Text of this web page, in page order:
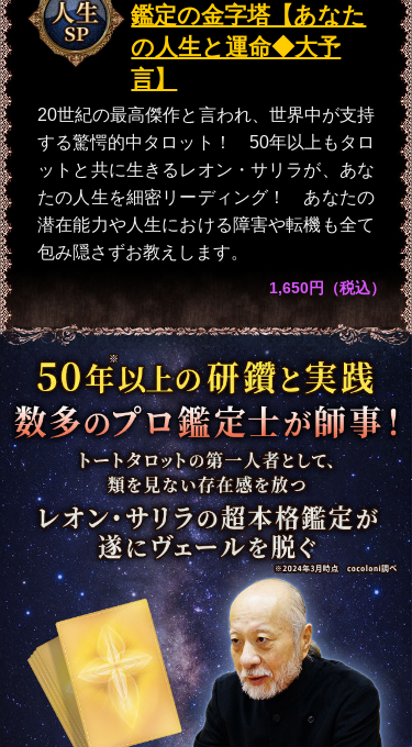
鑑定の金字塔【あなた
の人生と運命◆大予
言】
20世紀の最高傑作と言われ、世界中が支持
する驚愕的中タロット！ 50年以上もタロ
ットと共に生きるレオン・サリラが、あな
たの人生を細密リーディング！ あなたの
潜在能力や人生における障害や転機も全て
包み隠さずお教えします。
1,650円（税込）